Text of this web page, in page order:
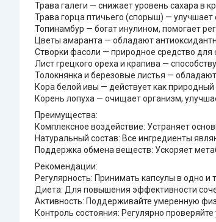
Трава галеги — снижает уровень сахара в
Трава горца птичьего (спорыш) —
Топинамбур — богат инулином, помогает
Цветы амаранта — обладают
Створки фасоли — природное средство для
Лист грецкого ореха и крапива —
Толокнянка и березовые листья —
Кора белой ивы — действует как
Корень лопуха — очищает организм,
Преимущества:
Комплексное воздействие: Устраняет
Натуральный состав: Все ингредиенты
Поддержка обмена веществ: Ускоряет
Рекомендации:
Регулярность: Принимать капсулы в одно
Диета: Для повышения эффективности
Активность: Поддерживайте умеренную
Контроль состояния: Регулярно